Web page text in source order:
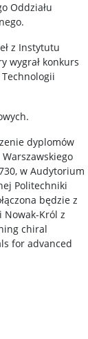
Oddziału
z Instytutu
wygrał konkurs
dyplomów
w Audytorium
Politechniki
będzie z
Nowak-Król z
chiral
for advanced